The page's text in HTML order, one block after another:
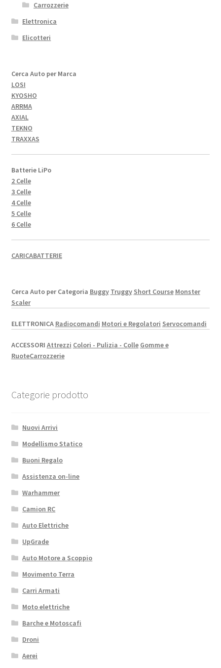
Carrozzerie
Elettronica
Elicotteri
Cerca Auto per Marca
LOSI
KYOSHO
ARRMA
AXIAL
TEKNO
TRAXXAS
Batterie LiPo
2 Celle
3 Celle
4 Celle
5 Celle
6 Celle
CARICABATTERIE
Cerca Auto per Categoria Buggy Truggy Short Course Monster
Scaler
ELETTRONICA Radiocomandi Motori e Regolatori Servocomandi
ACCESSORI Attrezzi Colori - Pulizia - Colle Gomme e
RuoteCarrozzerie
Categorie prodotto
Nuovi Arrivi
Modellismo Statico
Buoni Regalo
Assistenza on-line
Warhammer
Camion RC
Auto Elettriche
UpGrade
Auto Motore a Scoppio
Movimento Terra
Carri Armati
Moto elettriche
Barche e Motoscafi
Droni
Aerei